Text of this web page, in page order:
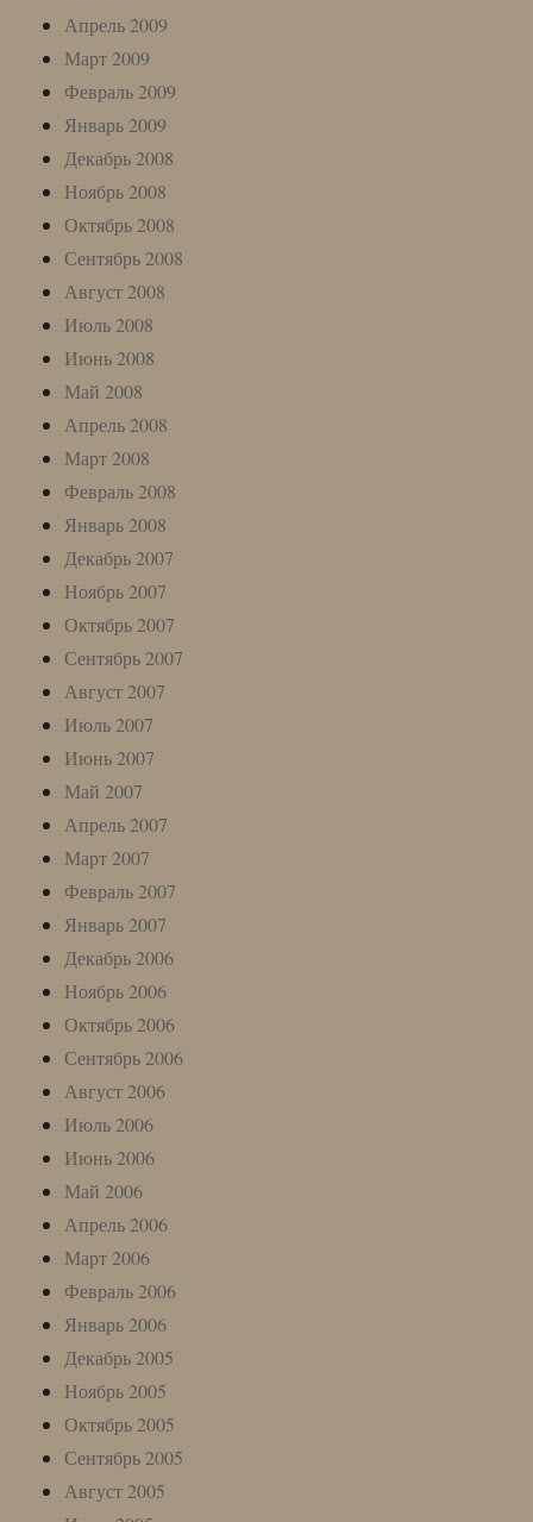
Апрель 2009
Март 2009
Февраль 2009
Январь 2009
Декабрь 2008
Ноябрь 2008
Октябрь 2008
Сентябрь 2008
Август 2008
Июль 2008
Июнь 2008
Май 2008
Апрель 2008
Март 2008
Февраль 2008
Январь 2008
Декабрь 2007
Ноябрь 2007
Октябрь 2007
Сентябрь 2007
Август 2007
Июль 2007
Июнь 2007
Май 2007
Апрель 2007
Март 2007
Февраль 2007
Январь 2007
Декабрь 2006
Ноябрь 2006
Октябрь 2006
Сентябрь 2006
Август 2006
Июль 2006
Июнь 2006
Май 2006
Апрель 2006
Март 2006
Февраль 2006
Январь 2006
Декабрь 2005
Ноябрь 2005
Октябрь 2005
Сентябрь 2005
Август 2005